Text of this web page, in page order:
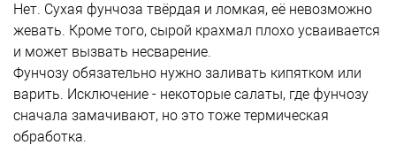
Нет. Сухая фунчоза твёрдая и ломкая, её невозможно
жевать. Кроме того, сырой крахмал плохо усваивается
и может вызвать несварение.
Фунчозу обязательно нужно заливать кипятком или
варить. Исключение - некоторые салаты, где фунчозу
сначала замачивают, но это тоже термическая
обработка.